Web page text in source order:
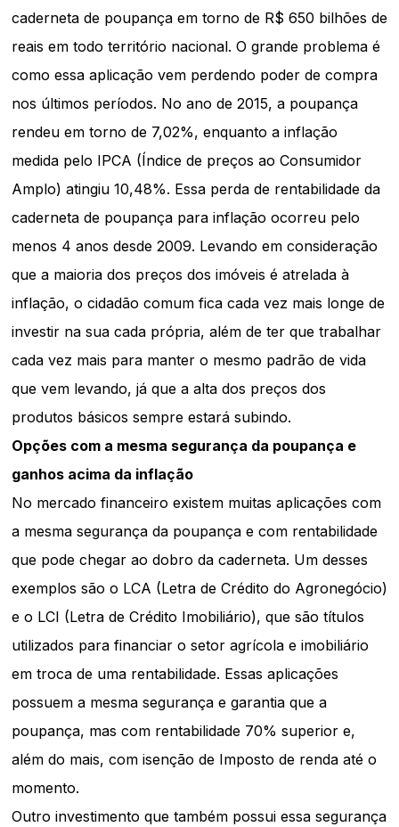
caderneta de poupança em torno de R$ 650 bilhões de
reais em todo território nacional. O grande problema é
como essa aplicação vem perdendo poder de compra
nos últimos períodos. No ano de 2015, a poupança
rendeu em torno de 7,02%, enquanto a inflação
medida pelo IPCA (Índice de preços ao Consumidor
Amplo) atingiu 10,48%. Essa perda de rentabilidade da
caderneta de poupança para inflação ocorreu pelo
menos 4 anos desde 2009. Levando em consideração
que a maioria dos preços dos imóveis é atrelada à
inflação, o cidadão comum fica cada vez mais longe de
investir na sua cada própria, além de ter que trabalhar
cada vez mais para manter o mesmo padrão de vida
que vem levando, já que a alta dos preços dos
produtos básicos sempre estará subindo.
Opções com a mesma segurança da poupança e
ganhos acima da inflação
No mercado financeiro existem muitas aplicações com
a mesma segurança da poupança e com rentabilidade
que pode chegar ao dobro da caderneta. Um desses
exemplos são o LCA (Letra de Crédito do Agronegócio)
e o LCI (Letra de Crédito Imobiliário), que são títulos
utilizados para financiar o setor agrícola e imobiliário
em troca de uma rentabilidade. Essas aplicações
possuem a mesma segurança e garantia que a
poupança, mas com rentabilidade 70% superior e,
além do mais, com isenção de Imposto de renda até o
momento.
Outro investimento que também possui essa segurança